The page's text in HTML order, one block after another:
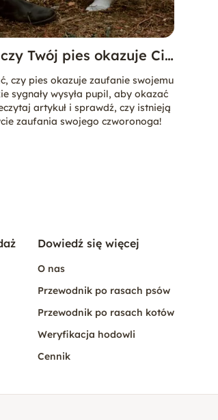
Twój pies okazuje Ci
czy pies okazuje zaufanie swojemu
sygnały wysyła pupil, aby okazać
artykuł i sprawdź, czy istnieją
zaufania swojego czworonoga!
Dowiedź się więcej
O nas
Przewodnik po rasach psów
Przewodnik po rasach kotów
Weryfikacja hodowli
Cennik